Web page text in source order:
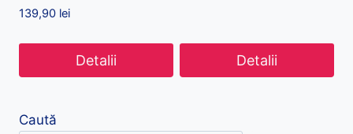
139,90 lei
Detalii Detalii
Caută